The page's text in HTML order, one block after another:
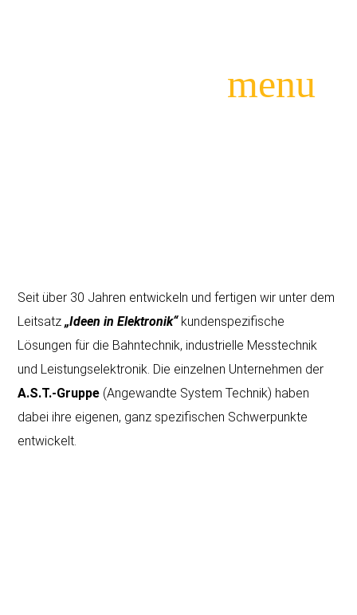
menu
Seit über 30 Jahren entwickeln und fertigen wir unter dem
Leitsatz„Ideen in Elektronik“kundenspezifische
Lösungen für die Bahntechnik, industrielle Messtechnik
und Leistungselektronik. Die einzelnen Unternehmen der
A.S.T.-Gruppe (Angewandte System Technik) haben
dabei ihre eigenen, ganz spezifischen Schwerpunkte
entwickelt.